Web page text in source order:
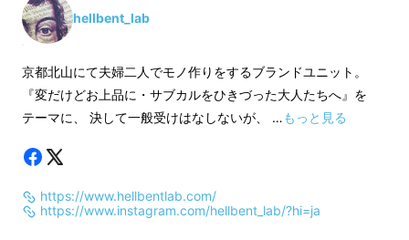
【京扇子一本が出来るまでに87もの工程が】
みなさん、この京扇子一本に何人の職人が携
わっていると思われますか。
実は京扇子一本が出来るまでに竹を割く、みが
き、和紙をおる、竹を和紙に入れ込むなど、
し、一本の扇子が出来上がっています。
製造工程上の都合等により出荷時期が
遅れる場合があります。
素 材：綿100%
原産国：日本
※他デザインの扇
hellbent_lab
京都北山にて夫婦二人でモノ作りをするブランドユニット。
『変だけどお上品に・サブカルをひきづった大人たちへ』を
テーマに、 決して一般受けはなしないが、 …もっと見る
https://www.hellbentlab.com/
https://www.instagram.com/hellbent_lab/?hi=ja